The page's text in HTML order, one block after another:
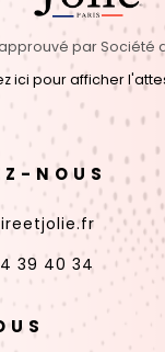
par Société
ici pour afficher
NOUS
39 40 34